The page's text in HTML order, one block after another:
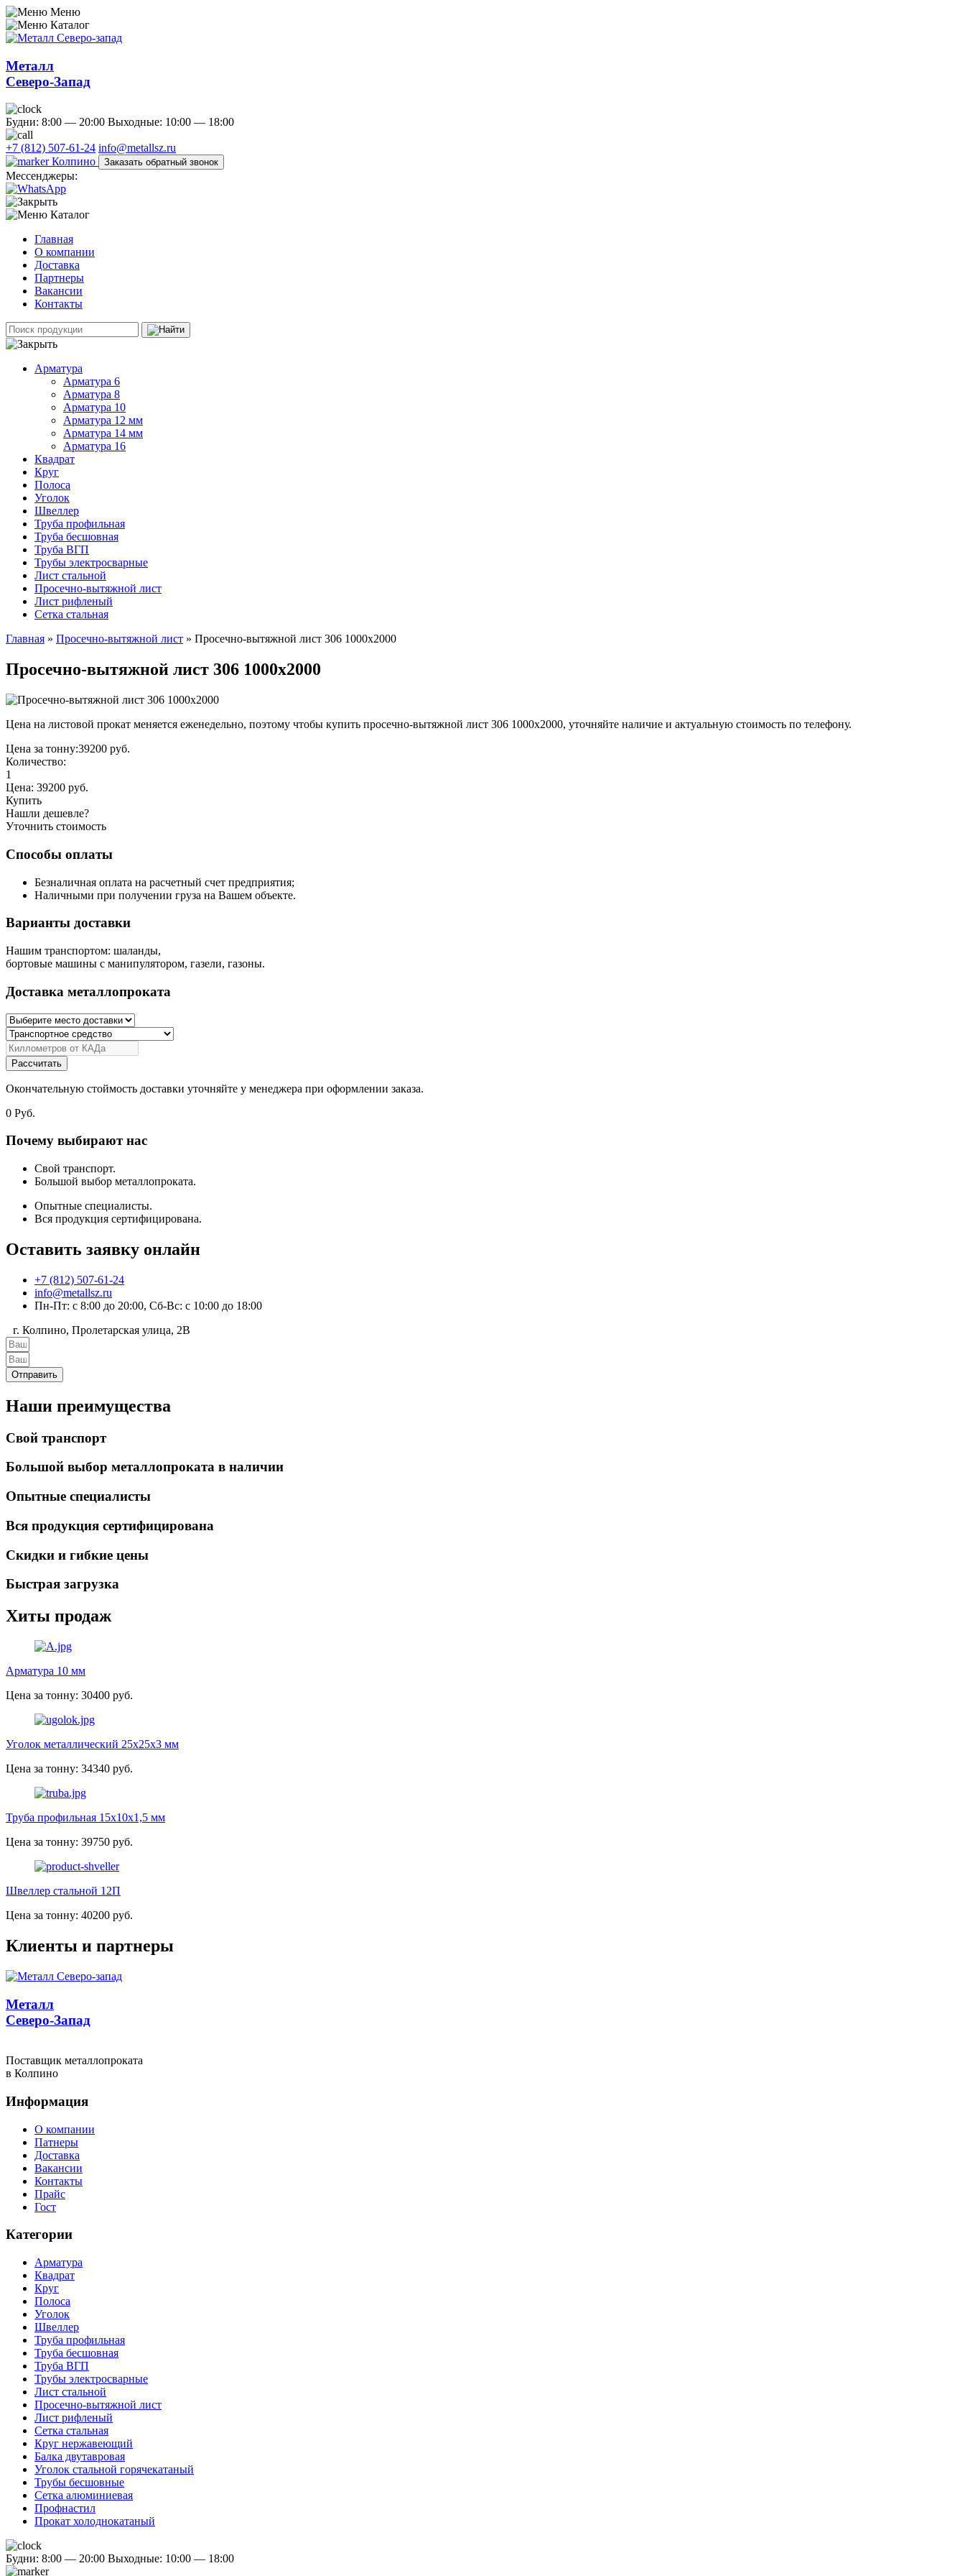
Меню
Каталог
Металл
Северо-Запад
Будни: 8:00 — 20:00 Выходные: 10:00 — 18:00
+7 (812) 507-61-24 info@metallsz.ru
Колпино
Заказать обратный звонок
Мессенджеры:
Каталог
Главная
О компании
Доставка
Партнеры
Вакансии
Контакты
Арматура
Арматура 6
Арматура 8
Арматура 10
Арматура 12 мм
Арматура 14 мм
Арматура 16
Квадрат
Круг
Полоса
Уголок
Швеллер
Труба профильная
Труба бесшовная
Труба ВГП
Трубы электросварные
Лист стальной
Просечно-вытяжной лист
Лист рифленый
Сетка стальная
Главная » Просечно-вытяжной лист » Просечно-вытяжной лист 306 1000х2000
Просечно-вытяжной лист 306 1000х2000
Цена на листовой прокат меняется еженедельно, поэтому чтобы купить просечно-вытяжной лист 306 1000х2000, уточняйте наличие и актуальную стоимость по телефону.
Цена за тонну:39200 руб.
Количество:
1
Цена: 39200 руб.
Купить
Нашли дешевле?
Уточнить стоимость
Способы оплаты
Безналичная оплата на расчетный счет предприятия;
Наличными при получении груза на Вашем объекте.
Варианты доставки
Нашим транспортом: шаланды,
бортовые машины с манипулятором, газели, газоны.
Доставка металлопроката
Рассчитать
Окончательную стоймость доставки уточняйте у менеджера при оформлении заказа.
0 Руб.
Почему выбирают нас
Свой транспорт.
Большой выбор металлопроката.
Опытные специалисты.
Вся продукция сертифицирована.
Оставить заявку онлайн
+7 (812) 507-61-24
info@metallsz.ru
Пн-Пт: с 8:00 до 20:00, Сб-Вс: с 10:00 до 18:00
г. Колпино, Пролетарская улица, 2В
Отправить
Наши преимущества
Свой транспорт
Большой выбор металлопроката в наличии
Опытные специалисты
Вся продукция сертифицирована
Скидки и гибкие цены
Быстрая загрузка
Хиты продаж
Арматура 10 мм
Цена за тонну: 30400 руб.
Уголок металлический 25х25х3 мм
Цена за тонну: 34340 руб.
Труба профильная 15х10х1,5 мм
Цена за тонну: 39750 руб.
Швеллер стальной 12П
Цена за тонну: 40200 руб.
Клиенты и партнеры
Металл
Северо-Запад
Поставщик металлопроката
в Колпино
Информация
О компании
Патнеры
Доставка
Вакансии
Контакты
Прайс
Гост
Категории
Арматура
Квадрат
Круг
Полоса
Уголок
Швеллер
Труба профильная
Труба бесшовная
Труба ВГП
Трубы электросварные
Лист стальной
Просечно-вытяжной лист
Лист рифленый
Сетка стальная
Круг нержавеющий
Балка двутавровая
Уголок стальной горячекатаный
Трубы бесшовные
Сетка алюминиевая
Профнастил
Прокат холоднокатаный
Будни: 8:00 — 20:00 Выходные: 10:00 — 18:00